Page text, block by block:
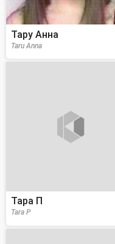
Тару Анна
Taru Anna
Тара П
Tara P